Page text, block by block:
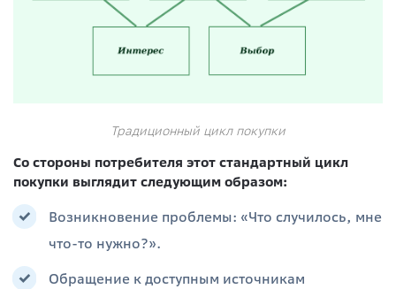
Традиционный цикл покупки
Со стороны потребителя этот стандартный цикл
покупки выглядит следующим образом:
Возникновение проблемы: «Что случилось, мне
что-то нужно?».
Обращение к доступным источникам